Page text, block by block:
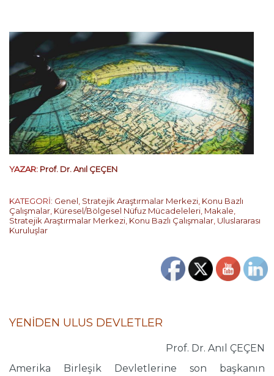
YAZAR: Prof. Dr. Anıl ÇEÇEN
KATEGORİ: Genel Stratejik Araştırmalar Merkezi Konu Bazlı
Çalışmalar Küresel/Bölgesel Nüfuz Mücadeleleri Makale
Stratejik Araştırmalar Merkezi Konu Bazlı Çalışmalar Uluslararası
Kuruluşlar
YENİDEN ULUS DEVLETLER
Prof. Dr. Anıl ÇEÇEN
Amerika Birleşik Devletlerine son başkanın